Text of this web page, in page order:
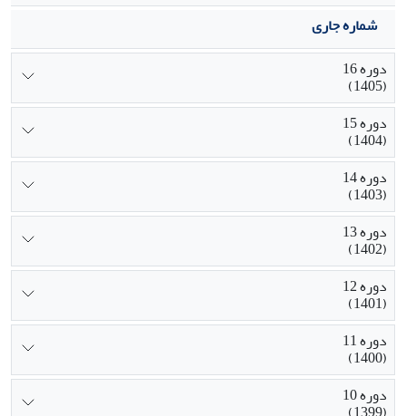
شماره جاری
دوره 16
(1405)
دوره 15
(1404)
دوره 14
(1403)
دوره 13
(1402)
دوره 12
(1401)
دوره 11
(1400)
دوره 10